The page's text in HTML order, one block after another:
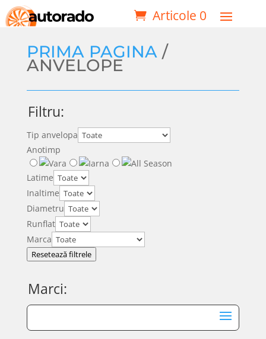
Articole 0
PRIMA PAGINA/
ANVELOPE
Filtru:
Tip anvelopa
Anotimp
Latime
Inaltime
Diametru
Runflat
Marca
Resetează filtrele
Marci: